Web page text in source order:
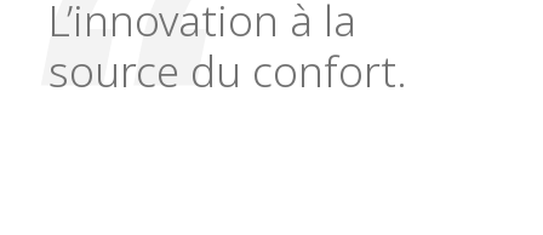
L’innovation à la
source du confort.